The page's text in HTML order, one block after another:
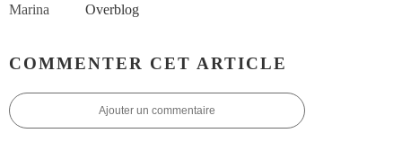
Overblog
COMMENTER CET ARTICLE
Ajouter un commentaire